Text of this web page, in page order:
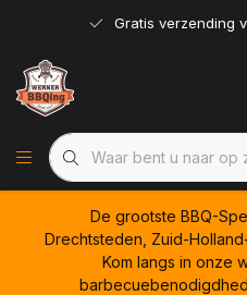
Gratis verzending
De grootste BBQ-
Drechtsteden, Zuid-
Kom langs in onze